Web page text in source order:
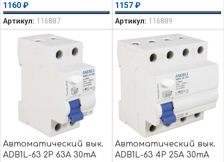
1160 ₽
Артикул: 116887
1157 ₽
Артикул: 116889
Автоматический вык.
ADB1L-63 2P 63A 30mA
Автоматический вык.
ADB1L-63 4P 25A 30mA